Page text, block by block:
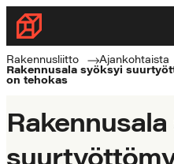
Siirry
suoraan
sisältöön
Rakennusliitto
Rakennusalan
ammattilaisten
Rakennusliitto Ajankohtaista
Rakennusala syöksyi
on tehokas